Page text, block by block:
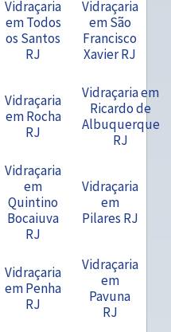
Vidraçaria
em Todos
os Santos
RJ
Vidraçaria
em São
Francisco
Xavier RJ
Vidraçaria
em Rocha
RJ
Vidraçaria em
Ricardo de
Albuquerque
RJ
Vidraçaria
em
Quintino
Bocaiuva
RJ
Vidraçaria
em
Pilares RJ
Vidraçaria
em Penha
RJ
Vidraçaria
em
Pavuna
RJ